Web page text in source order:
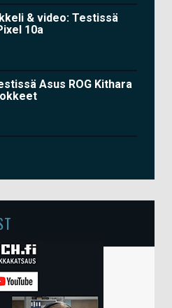
& video: Testissä
10a
Asus ROG Kithara